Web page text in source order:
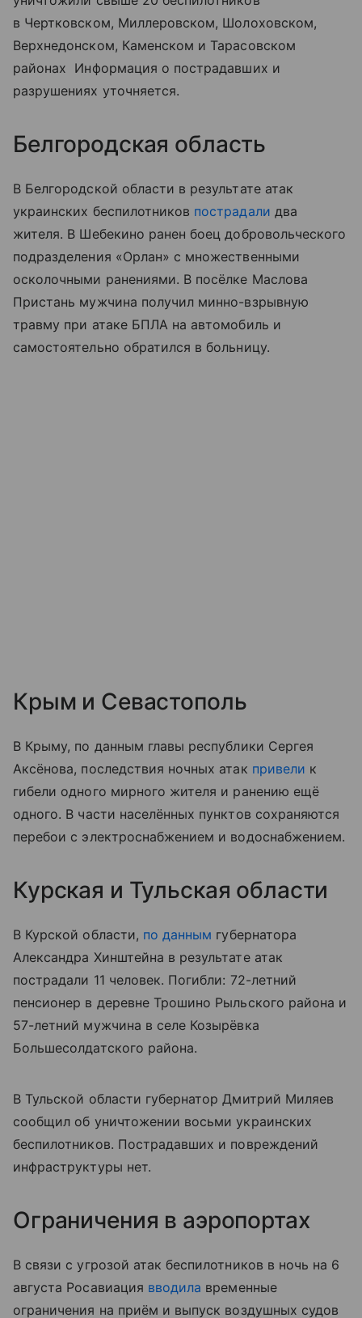
в Чертковском, Миллеровском, Шолоховском,
Верхнедонском, Каменском и Тарасовском
районах Информация о пострадавших и
разрушениях уточняется.
Белгородская область
В Белгородской области в результате атак
украинских беспилотников пострадали два
жителя. В Шебекино ранен боец добровольческого
подразделения «Орлан» с множественными
осколочными ранениями. В посёлке Маслова
Пристань мужчина получил минно-взрывную
травму при атаке БПЛА на автомобиль и
самостоятельно обратился в больницу.
Крым и Севастополь
В Крыму, по данным главы республики Сергея
Аксёнова, последствия ночных атак привели к
гибели одного мирного жителя и ранению ещё
одного. В части населённых пунктов сохраняются
перебои с электроснабжением и водоснабжением.
Курская и Тульская области
В Курской области, по данным губернатора
Александра Хинштейна в результате атак
пострадали 11 человек. Погибли: 72-летний
пенсионер в деревне Трошино Рыльского района и
57-летний мужчина в селе Козырёвка
Большесолдатского района.
В Тульской области губернатор Дмитрий Миляев
сообщил об уничтожении восьми украинских
беспилотников. Пострадавших и повреждений
инфраструктуры нет.
Ограничения в аэропортах
В связи с угрозой атак беспилотников в ночь на 6
августа Росавиация вводила временные
ограничения на приём и выпуск воздушных судов